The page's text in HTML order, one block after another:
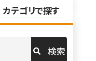
カテゴリで探す
検索